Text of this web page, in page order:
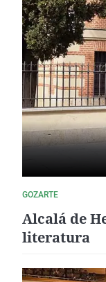
GOZARTE
Alcalá de
literatura